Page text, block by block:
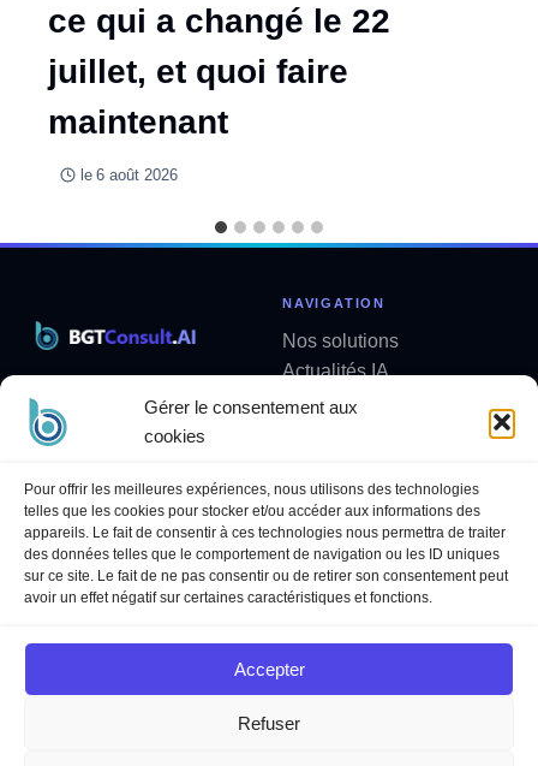
Gérer le consentement aux
cookies
Pour offrir les meilleures expériences, nous utilisons des technologies
telles que les cookies pour stocker et/ou accéder aux informations des
appareils. Le fait de consentir à ces technologies nous permettra de traiter
des données telles que le comportement de navigation ou les ID uniques
sur ce site. Le fait de ne pas consentir ou de retirer son consentement peut
avoir un effet négatif sur certaines caractéristiques et fonctions.
Accepter
Refuser
ce qui a changé le 22
juillet, et quoi faire
maintenant
le 6 août 2026
contact@bgtconsult.ai
NAVIGATION
Nos solutions
Actualités IA
Analyses
LÉGAL
Politique de confidentialité
Mentions légales
Politique des cookies
Services
SUIVEZ-NOUS
LinkedIn
YouTube